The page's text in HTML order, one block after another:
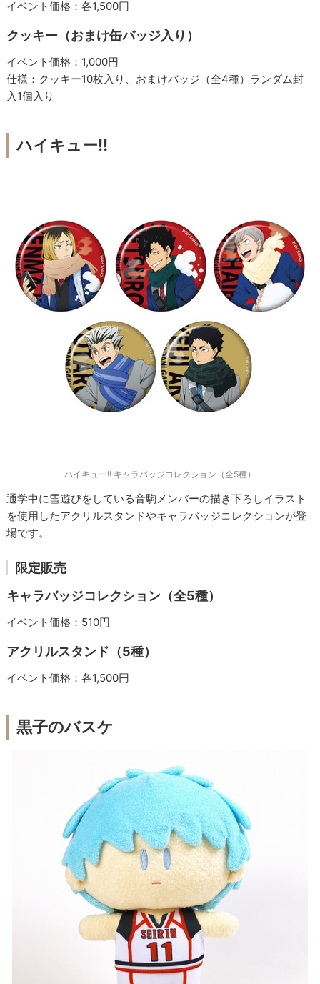
イベント価格：各1,500円
クッキー（おまけ缶バッジ入り）
イベント価格：1,000円
仕様：クッキー10枚入り、おまけバッジ（全4種）ランダム封
入1個入り
ハイキュー!!
ハイキュー!! キャラバッジコレクション（全5種）
通学中に雪遊びをしている音駒メンバーの描き下ろしイラスト
を使用したアクリルスタンドやキャラバッジコレクションが登
場です。
限定販売
キャラバッジコレクション（全5種）
イベント価格：510円
アクリルスタンド（5種）
イベント価格：各1,500円
黒子のバスケ